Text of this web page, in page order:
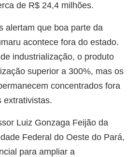
de R$ 24,4 milhões.
alertam que boa parte da
acontece fora do estado.
industrialização, o produto
superior a 300%, mas os
concentrados fora
extrativistas.
Luiz Gonzaga Feijão da
Federal do Oeste do Pará,
para ampliar a